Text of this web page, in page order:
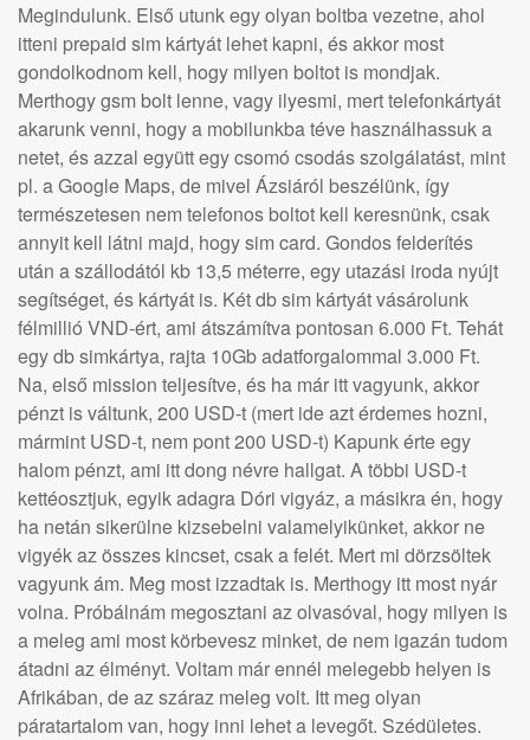
Megindulunk. Első utunk egy olyan boltba vezetne, ahol
itteni prepaid sim kártyát lehet kapni, és akkor most
gondolkodnom kell, hogy milyen boltot is mondjak.
Merthogy gsm bolt lenne, vagy ilyesmi, mert telefonkártyát
akarunk venni, hogy a mobilunkba téve használhassuk a
netet, és azzal együtt egy csomó csodás szolgálatást, mint
pl. a Google Maps, de mivel Ázsiáról beszélünk, így
természetesen nem telefonos boltot kell keresnünk, csak
annyit kell látni majd, hogy sim card. Gondos felderítés
után a szállodától kb 13,5 méterre, egy utazási iroda nyújt
segítséget, és kártyát is. Két db sim kártyát vásárolunk
félmillió VND-ért, ami átszámítva pontosan 6.000 Ft. Tehát
egy db simkártya, rajta 10Gb adatforgalommal 3.000 Ft.
Na, első mission teljesítve, és ha már itt vagyunk, akkor
pénzt is váltunk, 200 USD-t (mert ide azt érdemes hozni,
mármint USD-t, nem pont 200 USD-t) Kapunk érte egy
halom pénzt, ami itt dong névre hallgat. A többi USD-t
kettéosztjuk, egyik adagra Dóri vigyáz, a másikra én, hogy
ha netán sikerülne kizsebelni valamelyikünket, akkor ne
vigyék az összes kincset, csak a felét. Mert mi dörzsöltek
vagyunk ám. Meg most izzadtak is. Merthogy itt most nyár
volna. Próbálnám megosztani az olvasóval, hogy milyen is
a meleg ami most körbevesz minket, de nem igazán tudom
átadni az élményt. Voltam már ennél melegebb helyen is
Afrikában, de az száraz meleg volt. Itt meg olyan
páratartalom van, hogy inni lehet a levegőt. Szédületes.